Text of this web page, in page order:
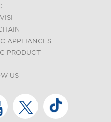
APPLIANCES
PRODUCT
US